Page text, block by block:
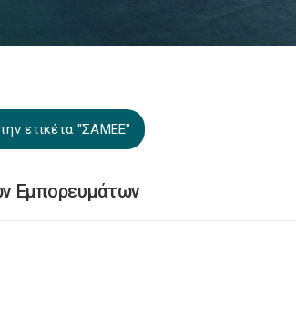
ετικέτα "ΣΑΜΕΕ"
Εμπορευμάτων